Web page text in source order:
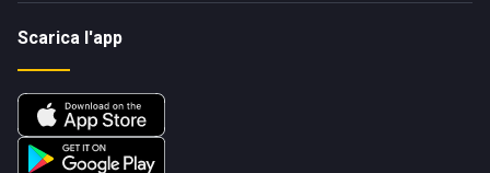
Scarica l'app